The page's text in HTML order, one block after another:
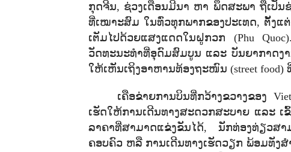
ກຸດຈີນ, ຊ່ວງເດືອນມີນາ ຫາ ພຶດສະພາ ຖືເປັນ
ທີ່ເໝາະສົມ ໃນທົ່ວທຸກພາກຂອງປະເທດ, ຕັ້ງແ
ເຕັມໄປດ້ວຍແສງແດດໃນຝູກວກ (Phu
ວັດທະນະທຳທີ່ອຸດົມສົມບູນ ແລະ ບັນຍາກາດ
ໃຫ້ເຫັນເຖິງອາຫານທ້ອງຖະໜົນ (street food)
ເຄືອຂ່າຍການບິນທີ່ກວ້າງຂວາງຂອງ
ເຮັດໃຫ້ການເດີນທາງສະດວກສະບາຍ ແລະ ເ
ລາຄາທີ່ສາມາດແຂ່ງຂັນໄດ້, ນັກທ່ອງທ່ຽວສາ
ຄອບຄົວ ຫລື ການເດີນທາງເຮັດວຽກ ພ້ອມທັ